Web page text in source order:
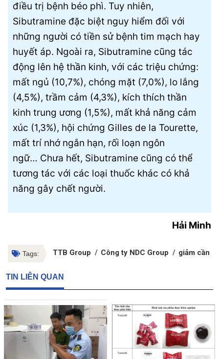
điều trị bệnh béo phì. Tuy nhiên,
Sibutramine đặc biệt nguy hiểm đối với
những người có tiền sử bệnh tim mạch hay
huyết áp. Ngoài ra, Sibutramine cũng tác
động lên hệ thần kinh, với các triệu chứng:
mất ngủ (10,7%), chóng mặt (7,0%), lo lắng
(4,5%), trầm cảm (4,3%), kích thích thần
kinh trung ương (1,5%), mất khả năng cảm
xúc (1,3%), hội chứng Gilles de la Tourette,
mất trí nhớ ngắn hạn, rối loạn ngôn
ngữ… Chưa hết, Sibutramine cũng có thể
tương tác với các loại thuốc khác có khả
năng gây chết người.
Hải Minh
Tags: TTB Group Công ty NDC Group giảm cần
TIN LIÊN QUAN